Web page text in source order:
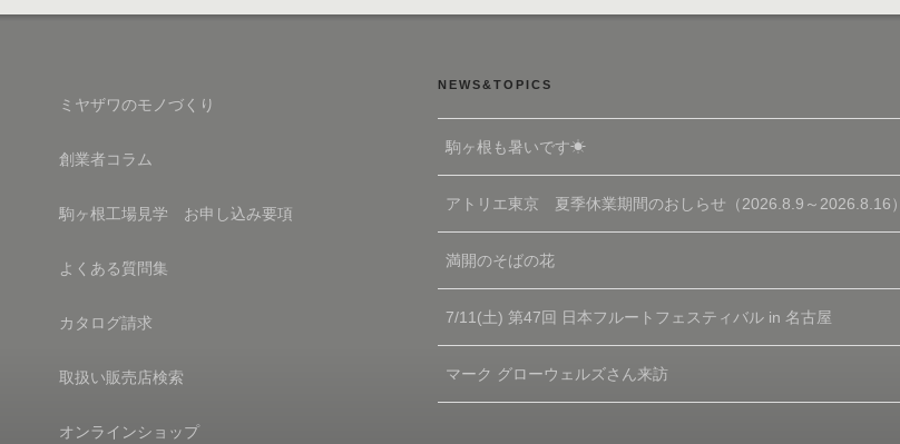
ミヤザワのモノづくり
創業者コラム
駒ヶ根工場見学 お申し込み要項
よくある質問集
カタログ請求
取扱い販売店検索
オンラインショップ
NEWS&TOPICS
駒ヶ根も暑いです☀
アトリエ東京 夏季休業期間のおしらせ（2026.8.9～2026.8.16）
満開のそばの花
7/11(土) 第47回 日本フルートフェスティバル in 名古屋
マーク グローウェルズさん来訪